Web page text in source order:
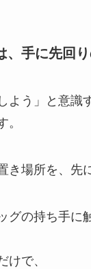
、手に先回
よう」と意識
。
き場所を、先
グの持ち手に
けで、